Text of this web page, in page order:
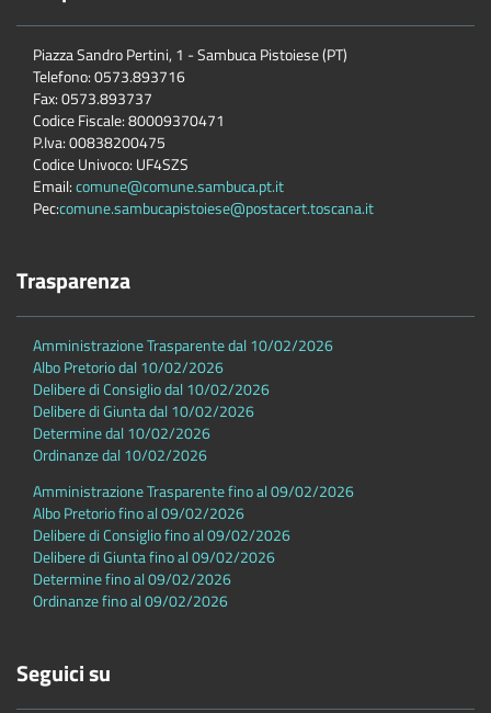
Piazza Sandro Pertini, 1 - Sambuca Pistoiese (PT)
Telefono: 0573.893716
Fax: 0573.893737
Codice Fiscale: 80009370471
P.Iva: 00838200475
Codice Univoco: UF4SZS
Email:comune@comune.sambuca.pt.it
Pec:comune.sambucapistoiese@postacert.toscana.it
Trasparenza
Amministrazione Trasparente dal 10/02/2026
Albo Pretorio dal 10/02/2026
Delibere di Consiglio dal 10/02/2026
Delibere di Giunta dal 10/02/2026
Determine dal 10/02/2026
Ordinanze dal 10/02/2026
Amministrazione Trasparente fino al 09/02/2026
Albo Pretorio fino al 09/02/2026
Delibere di Consiglio fino al 09/02/2026
Delibere di Giunta fino al 09/02/2026
Determine fino al 09/02/2026
Ordinanze fino al 09/02/2026
Seguici su